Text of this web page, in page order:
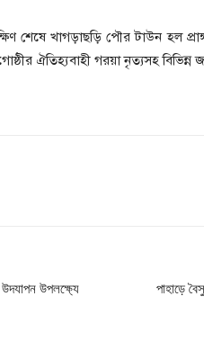
শেষে খাগড়াছড়ি পৌর টাউন হল
ঐতিহ্যবাহী গরয়া নৃত্যসহ বিভিন্ন
উদযাপন উপলক্ষ্যে
পাহাড়ে